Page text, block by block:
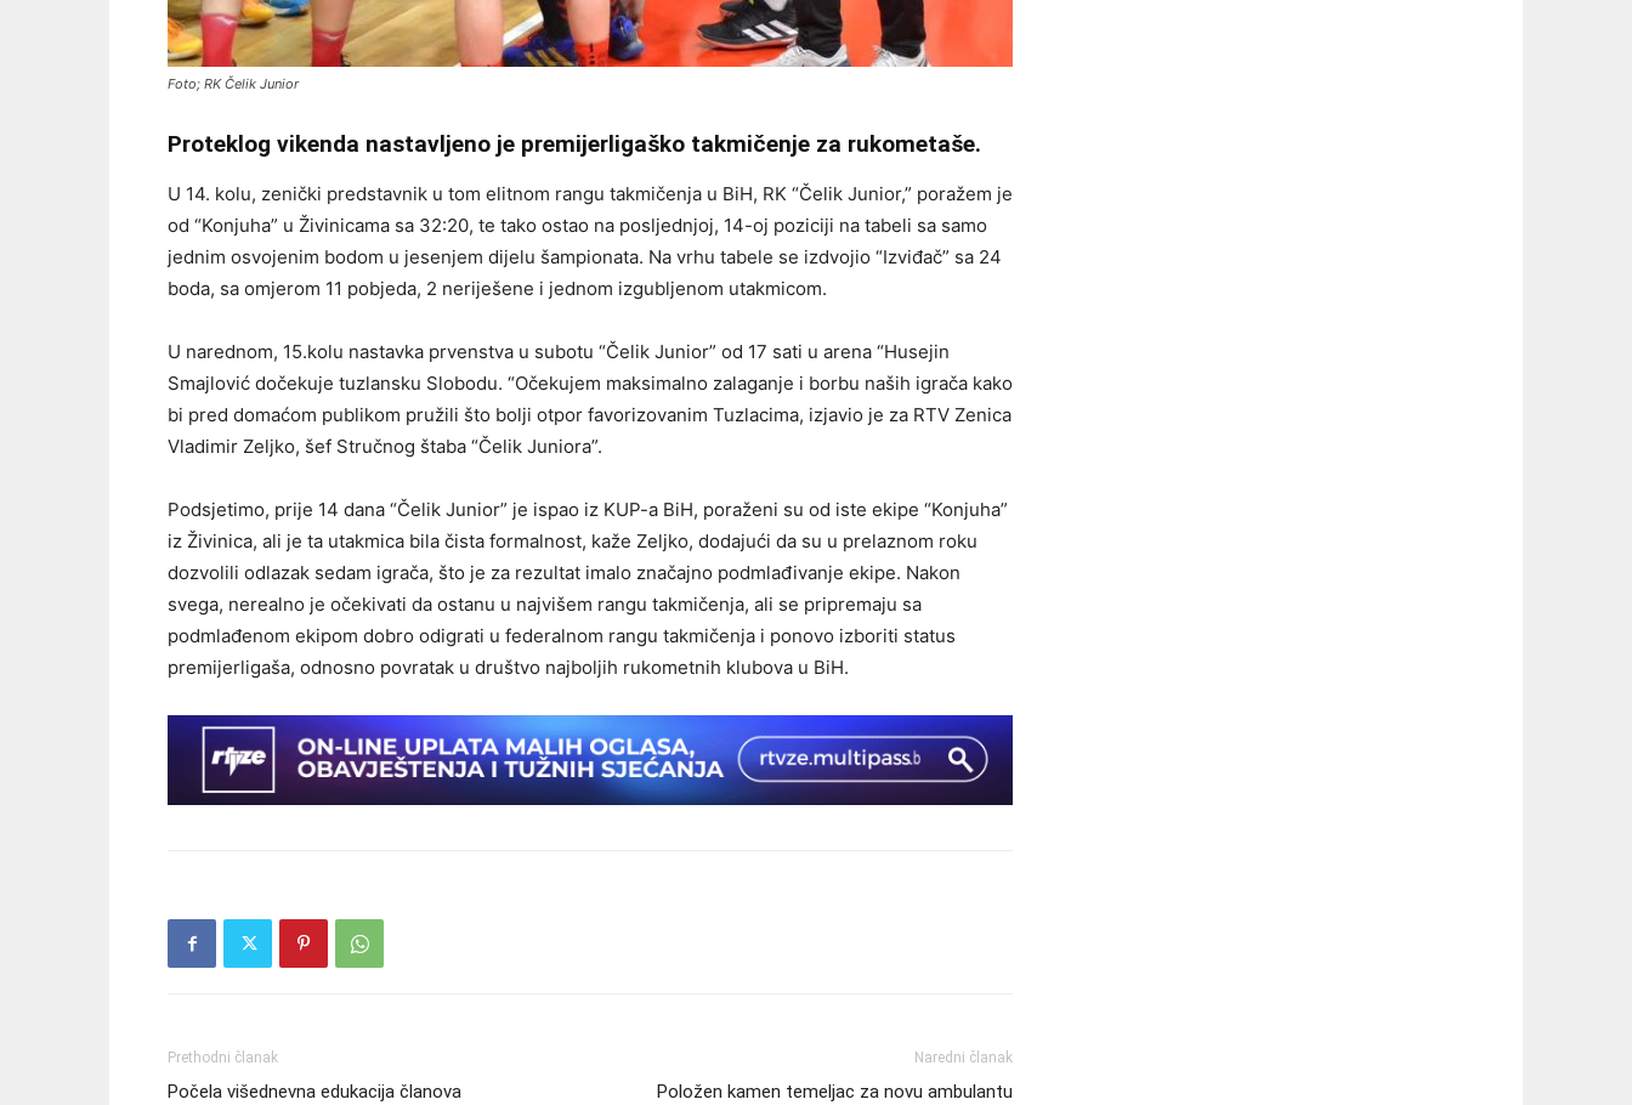
Foto; RK Čelik Junior
Proteklog vikenda nastavljeno je premijerligaško takmičenje za rukometaše.
U 14. kolu, zenički predstavnik u tom elitnom rangu takmičenja u BiH, RK “Čelik Junior,” poražem je
od “Konjuha” u Živinicama sa 32:20, te tako ostao na posljednjoj, 14-oj poziciji na tabeli sa samo
jednim osvojenim bodom u jesenjem dijelu šampionata. Na vrhu tabele se izdvojio “Izviđač” sa 24
boda, sa omjerom 11 pobjeda, 2 neriješene i jednom izgubljenom utakmicom.
U narednom, 15.kolu nastavka prvenstva u subotu “Čelik Junior” od 17 sati u arena “Husejin
Smajlović dočekuje tuzlansku Slobodu. “Očekujem maksimalno zalaganje i borbu naših igrača kako
bi pred domaćom publikom pružili što bolji otpor favorizovanim Tuzlacima, izjavio je za RTV Zenica
Vladimir Zeljko, šef Stručnog štaba “Čelik Juniora”.
Podsjetimo, prije 14 dana “Čelik Junior” je ispao iz KUP-a BiH, poraženi su od iste ekipe “Konjuha”
iz Živinica, ali je ta utakmica bila čista formalnost, kaže Zeljko, dodajući da su u prelaznom roku
dozvolili odlazak sedam igrača, što je za rezultat imalo značajno podmlađivanje ekipe. Nakon
svega, nerealno je očekivati da ostanu u najvišem rangu takmičenja, ali se pripremaju sa
podmlađenom ekipom dobro odigrati u federalnom rangu takmičenja i ponovo izboriti status
premijerligaša, odnosno povratak u društvo najboljih rukometnih klubova u BiH.
Prethodni članak
Počela višednevna edukacija članova
Naredni članak
Položen kamen temeljac za novu ambulantu